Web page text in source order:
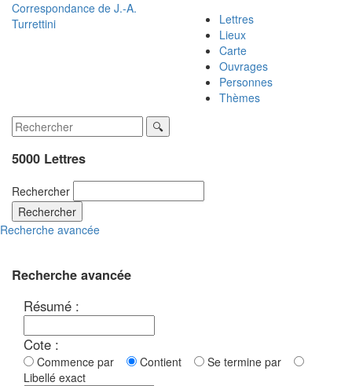
Correspondance de J.-A.
Turrettini
Lettres
Lieux
Carte
Ouvrages
Personnes
Thèmes
5000 Lettres
Rechercher
Rechercher
Recherche avancée
Recherche avancée
Résumé :
Cote :
Commence par Contient
Se termine par
Libellé exact